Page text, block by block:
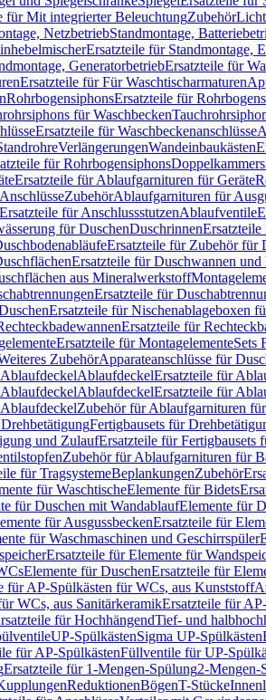
für Mit integrierter BeleuchtungZubehör
NetzbetriebStandmontage,
Ersatzteile für Standmontage,
GeneratorbetriebErsatzteile für
Ersatzteile für Für Waschtischarmaturen
RohrbogensiphonsErsatzteile für
für Waschbecken
Ersatzteile für Waschbeckenanschlüsse
VerlängerungenWandeinbaukästen
für Rohrbogensiphons
Ersatzteile für Ablaufgarnituren für Geräte
ZubehörAblaufgarnituren für
Ersatzteile für AnschlussstutzenAblaufventile
für DuschenDuschrinnen
Ersatzteile für Zubehör für
Ersatzteile für Duschwannen und
aus Mineralwerkstoff
Ersatzteile für
Ersatzteile für Nischenablageboxen
Ersatzteile für
Ersatzteile für MontagelementeSets
ZubehörApparateanschlüsse für
AblaufdeckelErsatzteile für
AblaufdeckelErsatzteile für
Zubehör für Ablaufgarnituren
Fertigbausets für
und ZulaufErsatzteile für Fertigbausets
Zubehör für Ablaufgarnituren für
für TragsystemeBeplankungenZubehör
für WaschtischeElemente für Bidets
für Duschen mit WandablaufElemente für
für AusgussbeckenErsatzteile für
für Waschmaschinen und Geschirrspüler
Ersatzteile für Elemente für
Elemente für DuschenErsatzteile für
für AP-Spülkästen für WCs, aus Kunststoff
WCs, aus SanitärkeramikErsatzteile für
für HochhängendTief- und
UP-SpülkästenSigma UP-Spülkästen
für AP-SpülkästenFüllventile für UP-
Ersatzteile für 1-Mengen-Spülung2-Mengen-
ReduktionenBögenT-Stücke